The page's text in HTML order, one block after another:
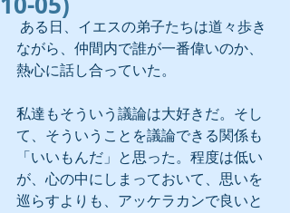
ながら、仲間内で誰が一番偉いのか、
熱心に話し合っていた。
私達もそういう議論は大好きだ。そし
て、そういうことを議論できる関係も
「いいもんだ」と思った。程度は低い
が、心の中にしまっておいて、思いを
巡らすよりも、アッケラカンで良いと